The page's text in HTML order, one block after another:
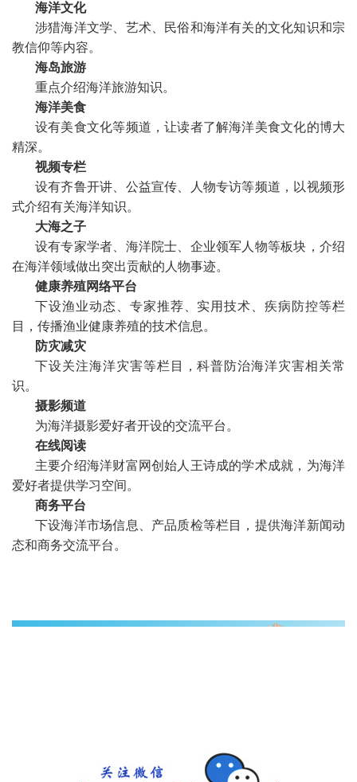
海洋文化
涉猎海洋文学、艺术、民俗和海洋有关的文化知识和宗
教信仰等内容。
海岛旅游
重点介绍海洋旅游知识。
海洋美食
设有美食文化等频道，让读者了解海洋美食文化的博大
精深。
视频专栏
设有齐鲁开讲、公益宣传、人物专访等频道，以视频形
式介绍有关海洋知识。
大海之子
设有专家学者、海洋院士、企业领军人物等板块，介绍
在海洋领域做出突出贡献的人物事迹。
健康养殖网络平台
下设渔业动态、专家推荐、实用技术、疾病防控等栏
目，传播渔业健康养殖的技术信息。
防灾减灾
下设关注海洋灾害等栏目，科普防治海洋灾害相关常
识。
摄影频道
为海洋摄影爱好者开设的交流平台。
在线阅读
主要介绍海洋财富网创始人王诗成的学术成就， 为海洋
爱好者提供学习空间。
商务平台
下设海洋市场信息、产品质检等栏目，提供海洋新闻动
态和商务交流平台。